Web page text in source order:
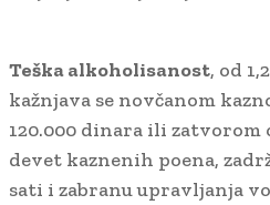
Teška alkoholisanost, od
kažnjava se novčanom
120.000 dinara ili zatvorom
devet kaznenih poena,
sati i zabranu upravljanja